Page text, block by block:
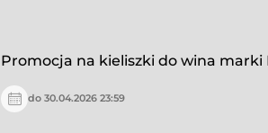
Promocja na kieliszki do wina marki
do 30.04.2026 23:59